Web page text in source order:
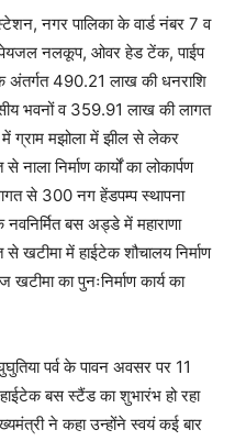
नगर पालिका के वार्ड नंबर 7 व
पेयजल नलकूप, ओवर हेड टेंक, पाईप
के अंतर्गत 490.21 लाख की धनराशि
भवनों व 359.91 लाख की लागत
में ग्राम मझोला में झील से लेकर
निर्माण कार्यों का लोकार्पण
से 300 नग हेंडपम्प स्थापना
बस अड्डे में महाराणा
से खटीमा में हाईटेक शौचालय निर्माण
का पुनःनिर्माण कार्य का
पर्व के पावन अवसर पर 11
बस स्टैंड का शुभारंभ हो रहा
ने कहा उन्होंने स्वयं कई बार